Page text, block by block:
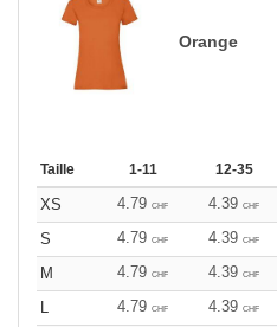
Orange
Taille 1-11 12-35
XS 4.79 CHF 4.39 CHF
S
4.79 CHF 4.39 CHF
M
4.79 CHF 4.39 CHF
L
4.79 CHF 4.39 CHF